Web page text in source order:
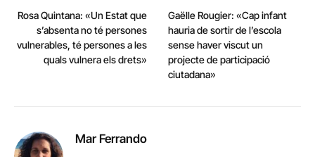
Rosa Quintana: «Un Estat que
s’absenta no té persones
vulnerables, té persones a les
quals vulnera els drets»
Gaëlle Rougier: «Cap infant
hauria de sortir de l’escola
sense haver viscut un
projecte de participació
ciutadana»
Mar Ferrando